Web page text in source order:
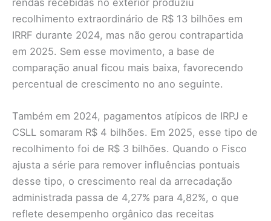
rendas recebidas no exterior produziu
recolhimento extraordinário de R$ 13 bilhões em
IRRF durante 2024, mas não gerou contrapartida
em 2025. Sem esse movimento, a base de
comparação anual ficou mais baixa, favorecendo
percentual de crescimento no ano seguinte.
Também em 2024, pagamentos atípicos de IRPJ e
CSLL somaram R$ 4 bilhões. Em 2025, esse tipo de
recolhimento foi de R$ 3 bilhões. Quando o Fisco
ajusta a série para remover influências pontuais
desse tipo, o crescimento real da arrecadação
administrada passa de 4,27% para 4,82%, o que
reflete desempenho orgânico das receitas